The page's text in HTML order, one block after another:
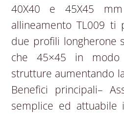
40X40 e 45X45
allineamento TL009
due profili longherone
che 45×45 in
strutture aumentando
Benefici principali–
semplice ed attuabile